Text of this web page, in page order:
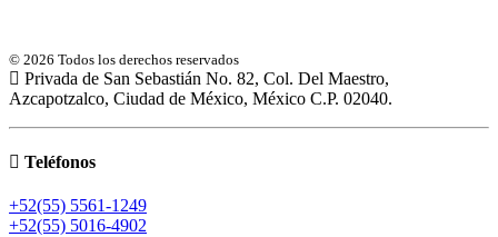
© 2026 Todos los derechos reservados
Privada de San Sebastián No. 82, Col. Del Maestro,
Azcapotzalco, Ciudad de México, México C.P. 02040.
Teléfonos
+52(55) 5561-1249
+52(55) 5016-4902